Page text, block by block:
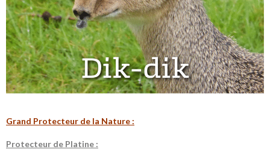
Grand Protecteur de la Nature :
Protecteur de Platine :